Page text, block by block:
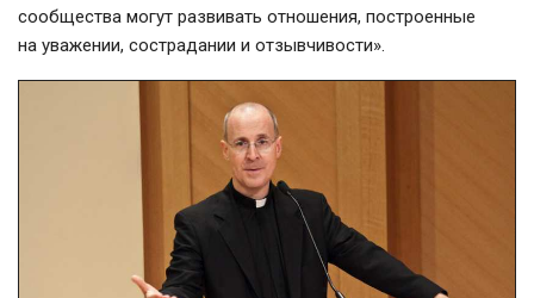
сообщества могут развивать отношения, построенные
на уважении, сострадании и отзывчивости».